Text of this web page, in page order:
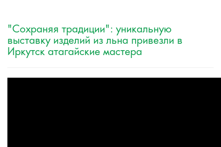
"Сохраняя традиции": уникальную
выставку изделий из льна привезли в
Иркутск атагайские мастера